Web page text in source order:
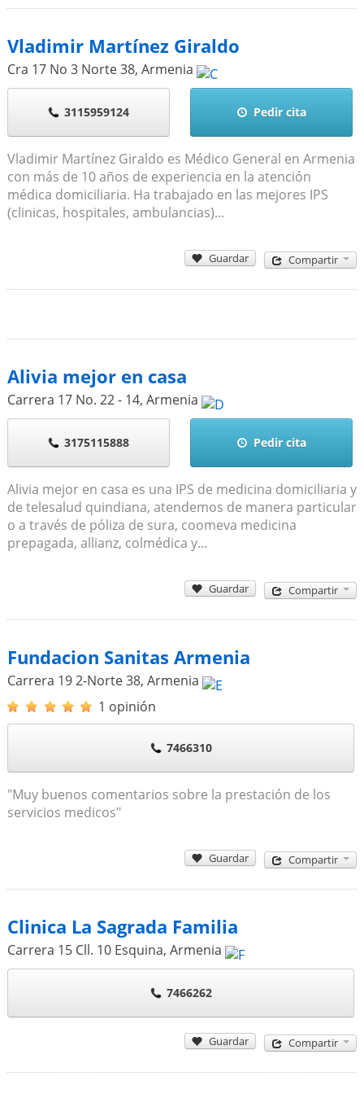
Vladimir Martínez Giraldo
Cra 17 No 3 Norte 38, Armenia
3115959124 Pedir cita
Vladimir Martínez Giraldo es Médico General en Armenia
con más de 10 años de experiencia en la atención
médica domiciliaria. Ha trabajado en las mejores IPS
(clinicas, hospitales, ambulancias)...
Guardar Compartir
Alivia mejor en casa
Carrera 17 No. 22 - 14, Armenia
3175115888 Pedir cita
Alivia mejor en casa es una IPS de medicina domiciliaria y
de telesalud quindiana, atendemos de manera particular
o a través de póliza de sura, coomeva medicina
prepagada, allianz, colmédica y...
Guardar Compartir
Fundacion Sanitas Armenia
Carrera 19 2-Norte 38, Armenia
1 opinión
7466310
"Muy buenos comentarios sobre la prestación de los
servicios medicos"
Guardar Compartir
Clinica La Sagrada Familia
Carrera 15 Cll. 10 Esquina, Armenia
7466262
Guardar Compartir